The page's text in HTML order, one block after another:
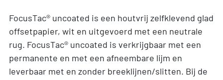
FocusTac® uncoated is een houtvrij zelfklevend glad
offsetpapier, wit en uitgevoerd met een neutrale
rug. FocusTac® uncoated is verkrijgbaar met een
permanente en met een afneembare lijm en
leverbaar met en zonder breeklijnen/slitten. Bij de